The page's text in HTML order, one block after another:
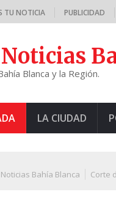
TU NOTICIA PUBLICIDAD
Blanca y la Región.
LA CIUDAD
Noticias Bahía Blanca Corte